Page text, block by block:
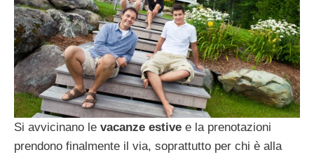
Si avvicinano le vacanze estive e la prenotazioni
prendono finalmente il via, soprattutto per chi è alla